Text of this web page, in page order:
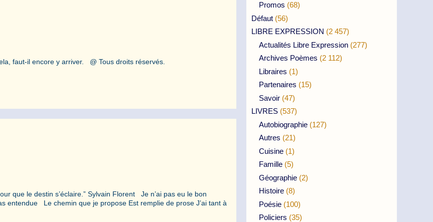
faut-il encore y arriver. @ Tous droits réservés.
que le destin s’éclaire.” Sylvain Florent Je n’ai pas eu le bon
entendue Le chemin que je propose Est remplie de prose J’ai tant à
Promos (68)
Défaut (56)
LIBRE EXPRESSION (2 457)
Actualités Libre Expression (277)
Archives Poèmes (2 112)
Libraires (1)
Partenaires (15)
Savoir (47)
LIVRES (537)
Autobiographie (127)
Autres (21)
Cuisine (1)
Famille (5)
Géographie (2)
Histoire (8)
Poésie (100)
Policiers (35)